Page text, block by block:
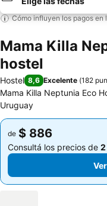
Cómo influyen los pagos en
Mama Killa
hostel
Hostel 8,6 Excelente (182
Mama Killa Neptunia Eco
Uruguay
de $ 886
Consultá los precios de
de $ 886
Consultá los precios de